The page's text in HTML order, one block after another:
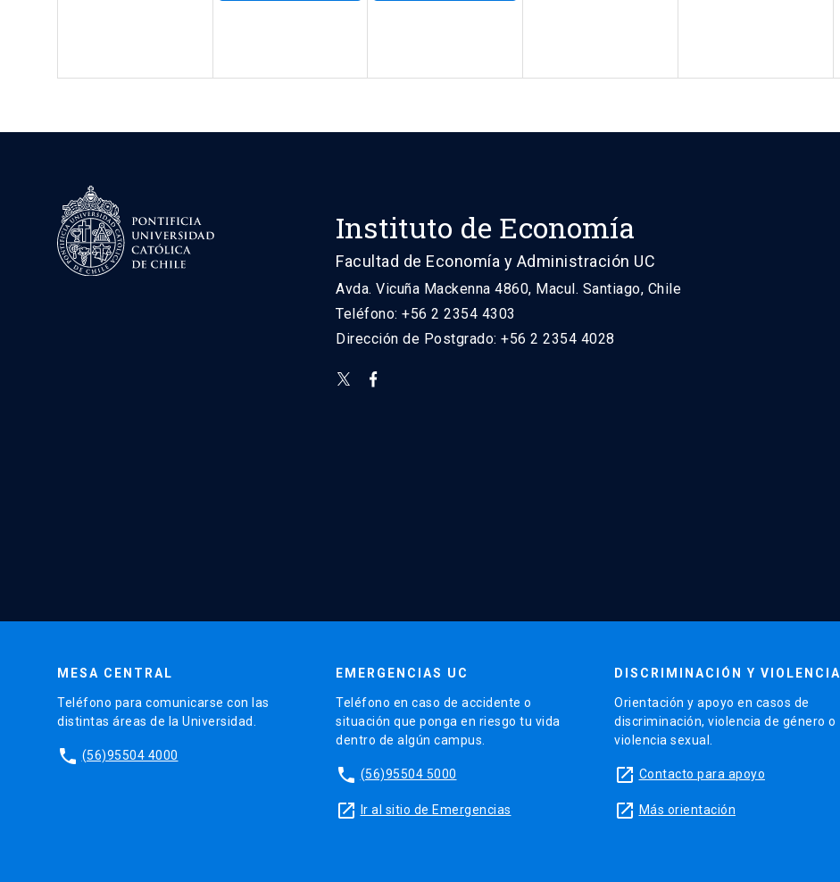
Instituto de Economía
Facultad de Economía y Administración UC
Avda. Vicuña Mackenna 4860, Macul. Santiago, Chile
Teléfono: +56 2 2354 4303
Dirección de Postgrado: +56 2 2354 4028
MESA CENTRAL
Teléfono para comunicarse con las
distintas áreas de la Universidad.
phone (56)95504 4000
EMERGENCIAS UC
Teléfono en caso de accidente o
situación que ponga en riesgo tu vida
dentro de algún campus.
phone (56)95504 5000
launch Ir al sitio de Emergencias
DISCRIMINACIÓN Y VIOLENCIA
Orientación y apoyo en casos de
discriminación, violencia de género o
violencia sexual.
launch Contacto para apoyo
launch Más orientación